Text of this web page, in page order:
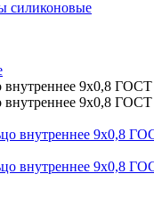
силиконовые
внутреннее 9х0,8
внутреннее 9х0,8